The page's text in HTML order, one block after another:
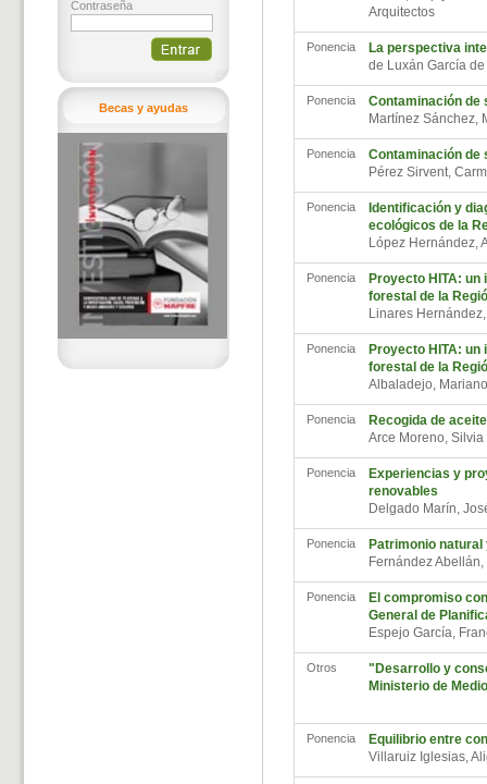
Contraseña
Becas y ayudas
Arquitectos
Ponencia
La perspectiva
de Luxán García
Ponencia
Contaminación de
Martínez Sánchez,
Ponencia
Contaminación de
Pérez Sirvent,
Ponencia
Identificación y
ecológicos de la
López Hernández,
Ponencia
Proyecto HITA:
forestal de la
Linares
Ponencia
Proyecto HITA:
forestal de la
Albaladejo,
Ponencia
Recogida de
Arce Moreno,
Ponencia
Experiencias y
renovables
Delgado Marín,
Ponencia
Patrimonio
Fernández
Ponencia
El compromiso
General de
Espejo García,
Otros
"Desarrollo y
Ministerio de
Ponencia
Equilibrio entre
Villaruiz Iglesias,